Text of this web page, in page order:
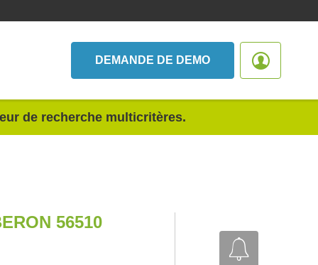
DEMANDE DE DEMO
de recherche multicritères.
56510